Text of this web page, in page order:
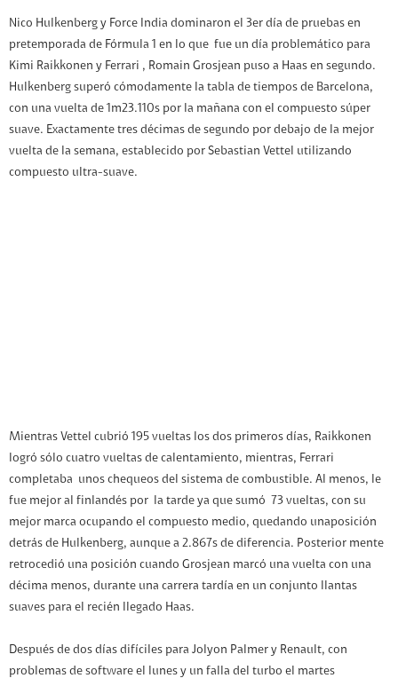
Nico Hulkenberg y Force India dominaron el 3er día de pruebas en
pretemporada de Fórmula 1 en lo que fue un día problemático para
Kimi Raikkonen y Ferrari , Romain Grosjean puso a Haas en segundo.
Hulkenberg superó cómodamente la tabla de tiempos de Barcelona, ​​
con una vuelta de 1m23.110s por la mañana con el compuesto súper
suave. Exactamente tres décimas de segundo por debajo de la mejor
vuelta de la semana, establecido por Sebastian Vettel utilizando
compuesto ultra-suave.
Mientras Vettel cubrió 195 vueltas los dos primeros días, Raikkonen
logró sólo cuatro vueltas de calentamiento, mientras, Ferrari
completaba unos chequeos del sistema de combustible. Al menos, le
fue mejor al finlandés por la tarde ya que sumó 73 vueltas, con su
mejor marca ocupando el compuesto medio, quedando unaposición
detrás de Hulkenberg, aunque a 2.867s de diferencia. Posterior mente
retrocedió una posición cuando Grosjean marcó una vuelta con una
décima menos, durante una carrera tardía en un conjunto llantas
suaves para el recién llegado Haas.
Después de dos días difíciles para Jolyon Palmer y Renault, con
problemas de software el lunes y un falla del turbo el martes